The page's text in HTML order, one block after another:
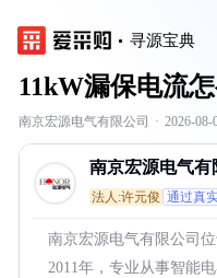
寻源宝典
11kW漏保电流
南京宏源电气有限公司 · 2026-08-
南京宏源电气有
法人:许元俊 通过真
南京宏源电气有限公司
2011年，专业从事智能